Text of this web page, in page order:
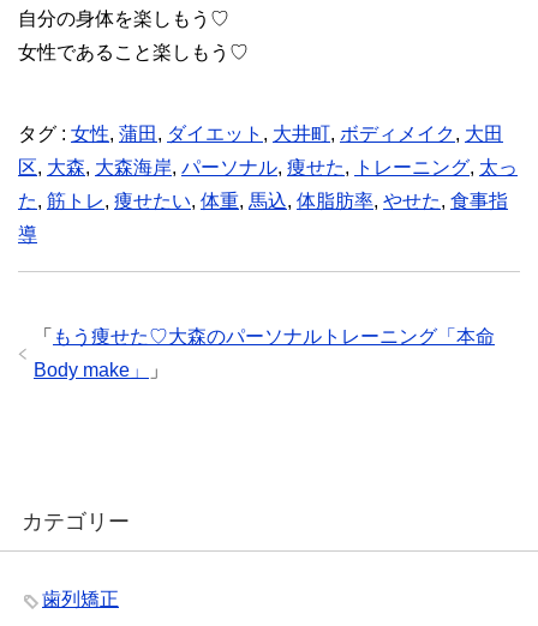
自分の身体を楽しもう♡
女性であること楽しもう♡
タグ : 女性, 蒲田 , ダイエット , 大井町, ボディメイク, 大田
区, 大森, 大森海岸, パーソナル, 痩せた, トレーニング, 太っ
た, 筋トレ, 痩せたい, 体重, 馬込, 体脂肪率, やせた, 食事指
導
「 もう痩せた♡大森のパーソナルトレーニング「本命
Body make」
」
カテゴリー
歯列矯正